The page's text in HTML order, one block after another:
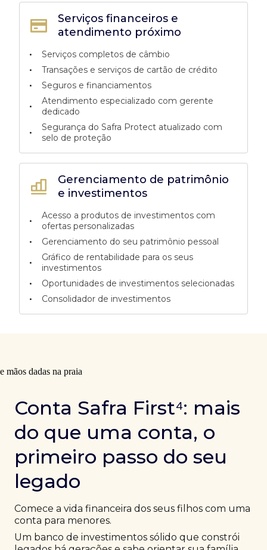
Gerenciamento de patrimônio
e investimentos
•
Acesso a produtos de investimentos com
ofertas personalizadas
• Gerenciamento do seu patrimônio pessoal
•
Gráfico de rentabilidade para os seus
investimentos
• Oportunidades de investimentos selecionadas
• Consolidador de investimentos
Serviços financeiros e
atendimento próximo
•
Serviços completos de câmbio
• Transações e serviços de cartão de crédito
• Seguros e financiamentos
•
Atendimento especializado com gerente
dedicado
•
Segurança do Safra Protect atualizado com
selo de proteção
Conta Safra First⁴: mais
do que uma conta, o
primeiro passo do seu
legado
Comece a vida financeira dos seus filhos com uma
conta para menores.
Um banco de investimentos sólido que constrói